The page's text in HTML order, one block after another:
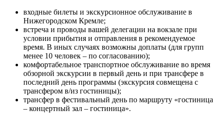
входные билеты и экскурсионное обслуживание в
Нижегородском Кремле;
встреча и проводы вашей делегации на вокзале при
условии прибытия и отправления в рекомендуемое
время. В иных случаях возможны доплаты (для групп
менее 10 человек – по согласованию);
комфортабельное транспортное обслуживание во время
обзорной экскурсии в первый день и при трансфере в
последний день программы (экскурсия совмещена с
трансфером в/из гостиницы);
трансфер в фестивальный день по маршруту «гостиница
– концертный зал – гостиница».